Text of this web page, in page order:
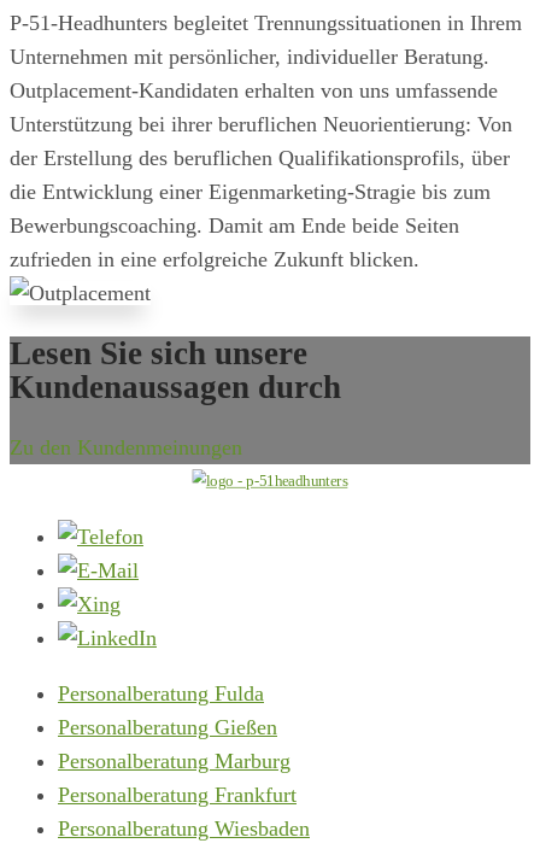
P-51-Headhunters begleitet Trennungssituationen in Ihrem
Unternehmen mit persönlicher, individueller Beratung.
Outplacement-Kandidaten erhalten von uns umfassende
Unterstützung bei ihrer beruflichen Neuorientierung: Von
der Erstellung des beruflichen Qualifikationsprofils, über
die Entwicklung einer Eigenmarketing-Stragie bis zum
Bewerbungscoaching. Damit am Ende beide Seiten
zufrieden in eine erfolgreiche Zukunft blicken.
Lesen Sie sich unsere
Kundenaussagen durch
Zu den Kundenmeinungen
Personalberatung Fulda
Personalberatung Gießen
Personalberatung Marburg
Personalberatung Frankfurt
Personalberatung Wiesbaden